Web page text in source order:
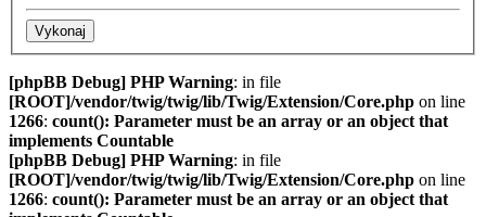
[phpBB Debug] PHP Warning: in file
[ROOT]/vendor/twig/twig/lib/Twig/Extension/Core.php on line
1266: count(): Parameter must be an array or an object that
implements Countable
[phpBB Debug] PHP Warning: in file
[ROOT]/vendor/twig/twig/lib/Twig/Extension/Core.php on line
1266: count(): Parameter must be an array or an object that